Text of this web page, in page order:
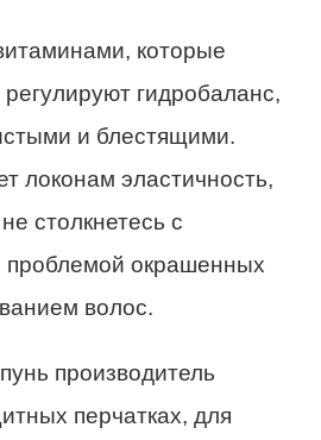
которые
гидробаланс,
и блестящими.
локонам эластичность,
столкнетесь с
проблемой окрашенных
волос.
производитель
перчатках, для